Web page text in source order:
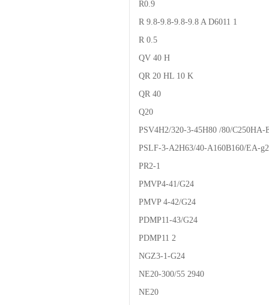
R0.9
R 9.8-9.8-9.8-9.8 A D6011 1
R 0.5
QV 40 H
QR 20 HL 10 K
QR 40
Q20
PSV4H2/320-3-45H80 /80/C250HA-
PSLF-3-A2H63/40-A160B160/EA-
PR2-1
PMVP4-41/G24
PMVP 4-42/G24
PDMP11-43/G24
PDMP11 2
NGZ3-1-G24
NE20-300/55 2940
NE20